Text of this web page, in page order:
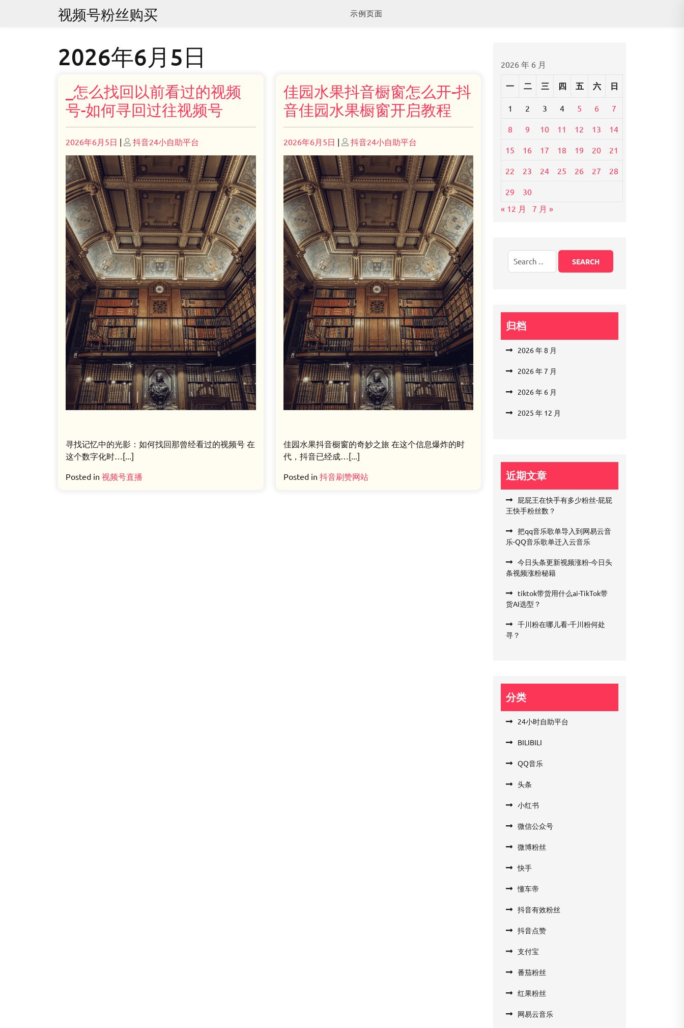
视频号粉丝购买 示例页面
2026年6月5日
_怎么找回以前看过的视频
号-如何寻回过往视频号
Posted
on
2026年6月5日 | Posted
on
抖音24小自助平台
寻找记忆中的光影：如何找回那曾经看过的视频号 在
这个数字化时…[...]
Posted in 视频号直播
佳园水果抖音橱窗怎么开-抖
音佳园水果橱窗开启教程
Posted
on
2026年6月5日 | Posted
on
抖音24小自助平台
佳园水果抖音橱窗的奇妙之旅 在这个信息爆炸的时
代，抖音已经成…[...]
Posted in 抖音刷赞网站
2026 年 6 月
一 二 三 四 五 六 日
1 2 3 4 5 6 7
8 9 10 11 12 13 14
15 16 17 18 19 20 21
22 23 24 25 26 27 28
29
30
« 12 月
7 月 »
归档
2026 年 8 月
2026 年 7 月
2026 年 6 月
2025 年 12 月
近期文章
屁屁王在快手有多少粉丝-屁屁
王快手粉丝数？
把qq音乐歌单导入到网易云音
乐-QQ音乐歌单迁入云音乐
今日头条更新视频涨粉-今日头
条视频涨粉秘籍
tiktok带货用什么ai-TikTok带
货AI选型？
千川粉在哪儿看-千川粉何处
寻？
分类
24小时自助平台
BILIBILI
QQ音乐
头条
小红书
微信公众号
微博粉丝
快手
懂车帝
抖音有效粉丝
抖音点赞
支付宝
番茄粉丝
红果粉丝
网易云音乐